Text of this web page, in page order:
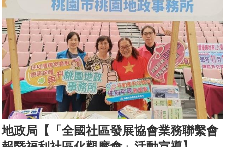
地政局【「全國社區發展協會業務聯繫會